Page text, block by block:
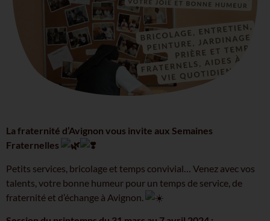
La fraternité d’Avignon vous invite aux Semaines
Fraternelles
Petits services, bricolage et temps convivial… Venez avec vos
talents, votre bonne humeur pour un temps de service, de
fraternité et d’échange à Avignon.